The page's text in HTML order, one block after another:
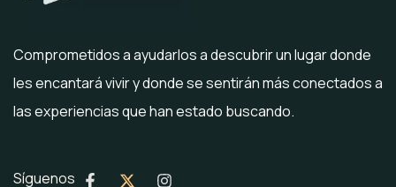
Comprometidos a ayudarlos a descubrir un lugar donde
les encantará vivir y donde se sentirán más conectados a
las experiencias que han estado buscando.
Síguenos